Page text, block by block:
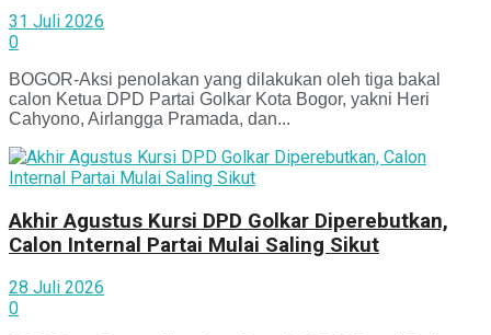
31 Juli 2026
0
BOGOR-Aksi penolakan yang dilakukan oleh tiga bakal
calon Ketua DPD Partai Golkar Kota Bogor, yakni Heri
Cahyono, Airlangga Pramada, dan...
Akhir Agustus Kursi DPD Golkar Diperebutkan,
Calon Internal Partai Mulai Saling Sikut
28 Juli 2026
0